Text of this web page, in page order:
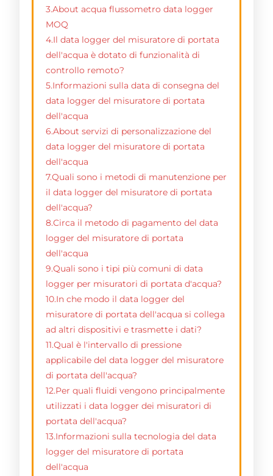
3.About acqua flussometro data logger
MOQ
4.Il data logger del misuratore di portata
dell'acqua è dotato di funzionalità di
controllo remoto?
5.Informazioni sulla data di consegna del
data logger del misuratore di portata
dell'acqua
6.About servizi di personalizzazione del
data logger del misuratore di portata
dell'acqua
7.Quali sono i metodi di manutenzione per
il data logger del misuratore di portata
dell'acqua?
8.Circa il metodo di pagamento del data
logger del misuratore di portata
dell'acqua
9.Quali sono i tipi più comuni di data
logger per misuratori di portata d'acqua?
10.In che modo il data logger del
misuratore di portata dell'acqua si collega
ad altri dispositivi e trasmette i dati?
11.Qual è l'intervallo di pressione
applicabile del data logger del misuratore
di portata dell'acqua?
12.Per quali fluidi vengono principalmente
utilizzati i data logger dei misuratori di
portata dell'acqua?
13.Informazioni sulla tecnologia del data
logger del misuratore di portata
dell'acqua